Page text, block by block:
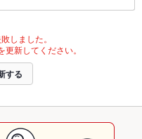
しました。
新してください。
する